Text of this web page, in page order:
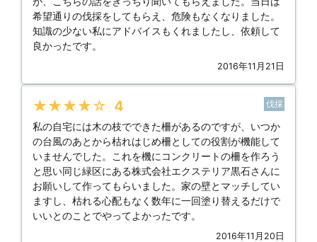
希望通りの伐採をしてもらえ、危険もなくなりました。
知識の少ない私にアドバイスもくれましたし、依頼して
良かったです。
2016年11月21日
★★★★★ 4 伐採
私の自宅には木の枝でできた柵があるのですが、いつか
の台風のあとから枯れはじめ柵としての役割が機能して
いませんでした。これを機にコンクリートの柵を作ろう
と思い同じ緑区にある株式会社エクステリア黒石さんに
お願いして作ってもらいました。家の壁とマッチしてい
ますし、枯れる心配もなく数年に一回塗り替えるだけで
いいとのことでやってよかったです。
2016年11月20日